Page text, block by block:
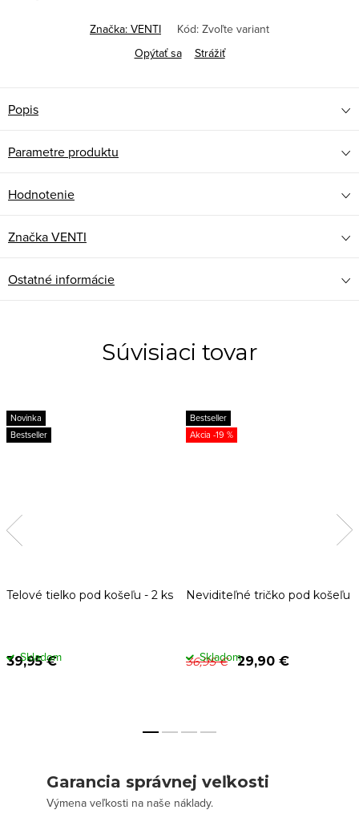
Značka: VENTI Kód: Zvoľte variant
Opýtať sa
Strážiť
Popis
Parametre produktu
Hodnotenie
ZnačkaVENTI
Ostatné informácie
Súvisiaci tovar
Novinka
Bestseller
Telové tielko pod košeľu - 2 ks
39,95 €
Skladom
Bestseller
-19 %
Neviditeľné tričko pod košeľu
36,95 € 29,90 €
Skladom
Garancia správnej veľkosti
Výmena veľkosti na naše náklady.